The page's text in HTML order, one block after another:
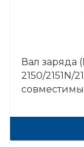
Вал заряда
2150/2151N/